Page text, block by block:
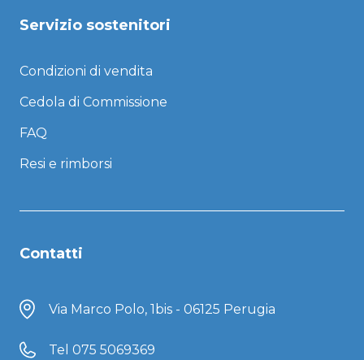
Servizio sostenitori
Condizioni di vendita
Cedola di Commissione
FAQ
Resi e rimborsi
Contatti
Via Marco Polo, 1bis - 06125 Perugia
Tel 075 5069369